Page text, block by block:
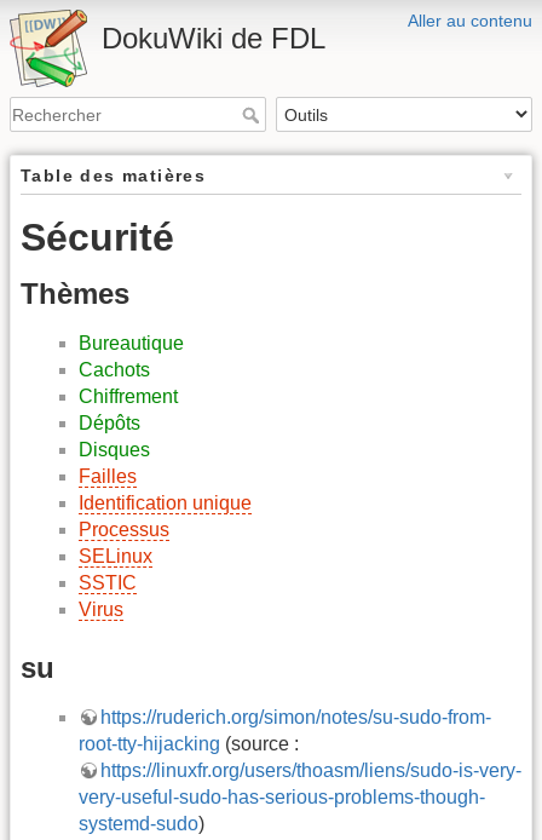
Aller au contenu
DokuWiki de FDL
Table des matières
Sécurité
Thèmes
Bureautique
Cachots
Chiffrement
Dépôts
Disques
Failles
Identification unique
Processus
SELinux
SSTIC
Virus
su
https://ruderich.org/simon/notes/su-sudo-from-
root-tty-hijacking (source :
https://linuxfr.org/users/thoasm/liens/sudo-is-very-
very-useful-sudo-has-serious-problems-though-
systemd-sudo)